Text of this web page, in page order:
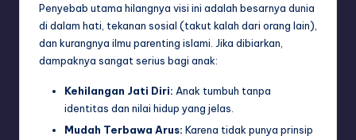
Penyebab utama hilangnya visi ini adalah besarnya dunia
di dalam hati, tekanan sosial (takut kalah dari orang lain),
dan kurangnya ilmu parenting islami. Jika dibiarkan,
dampaknya sangat serius bagi anak:
Kehilangan Jati Diri: Anak tumbuh tanpa
identitas dan nilai hidup yang jelas.
Mudah Terbawa Arus: Karena tidak punya prinsip